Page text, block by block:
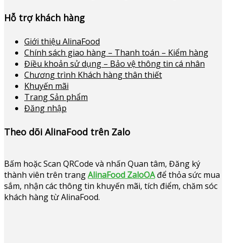
Hỗ trợ khách hàng
Giới thiệu AlinaFood
Chính sách giao hàng – Thanh toán – Kiểm hàng
Điều khoản sử dụng – Bảo vệ thông tin cá nhân
Chương trình Khách hàng thân thiết
Khuyến mãi
Trang Sản phẩm
Đăng nhập
Theo dõi AlinaFood trên Zalo
Bấm hoặcScan QRCode và nhấn Quan tâm, Đăng ký
thành viên trên trangAlinaFood ZaloOAđể thỏa sức mua
sắm, nhận các thông tin khuyến mãi, tích điểm, chăm sóc
khách hàng từ AlinaFood.